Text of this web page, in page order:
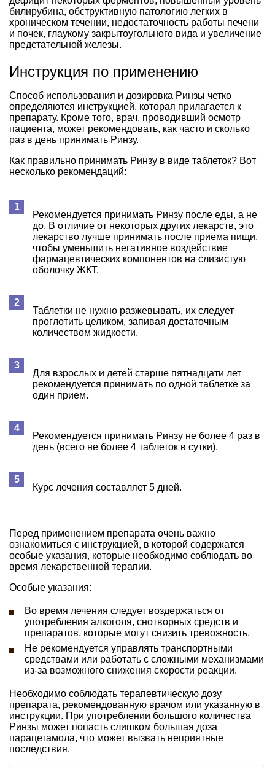
билирубина, обструктивную патологию легких в
хроническом течении, недостаточность работы печени
и почек, глаукому закрытоугольного вида и увеличение
предстательной железы.
Инструкция по применению
Способ использования и дозировка Ринзы четко
определяются инструкцией, которая прилагается к
препарату. Кроме того, врач, проводивший осмотр
пациента, может рекомендовать, как часто и сколько
раз в день принимать Ринзу.
Как правильно принимать Ринзу в виде таблеток? Вот
несколько рекомендаций:
Рекомендуется принимать Ринзу после еды, а не
до. В отличие от некоторых других лекарств, это
лекарство лучше принимать после приема пищи,
чтобы уменьшить негативное воздействие
фармацевтических компонентов на слизистую
оболочку ЖКТ.
Таблетки не нужно разжевывать, их следует
проглотить целиком, запивая достаточным
количеством жидкости.
Для взрослых и детей старше пятнадцати лет
рекомендуется принимать по одной таблетке за
один прием.
Рекомендуется принимать Ринзу не более 4 раз в
день (всего не более 4 таблеток в сутки).
Курс лечения составляет 5 дней.
Перед применением препарата очень важно
ознакомиться с инструкцией, в которой содержатся
особые указания, которые необходимо соблюдать во
время лекарственной терапии.
Особые указания:
Во время лечения следует воздержаться от
употребления алкоголя, снотворных средств и
препаратов, которые могут снизить тревожность.
Не рекомендуется управлять транспортными
средствами или работать с сложными механизмами
из-за возможного снижения скорости реакции.
Необходимо соблюдать терапевтическую дозу
препарата, рекомендованную врачом или указанную в
инструкции. При употреблении большого количества
Ринзы может попасть слишком большая доза
парацетамола, что может вызвать неприятные
последствия.